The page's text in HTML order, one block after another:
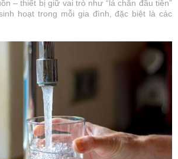
– thiết bị giữ vai trò như “lá chắn đầu tiên”
hoạt trong mỗi gia đình, đặc biệt là các